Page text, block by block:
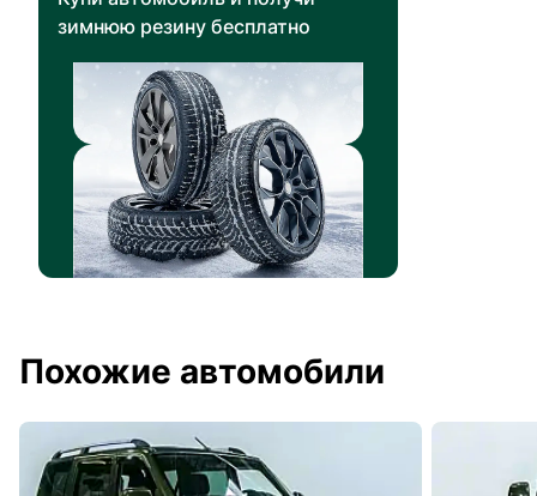
зимнюю резину бесплатно
Похожие автомобили